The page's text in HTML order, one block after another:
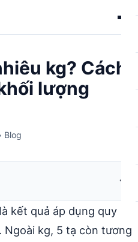
kg? Cách
lượng
Blog
kết quả áp dụng quy
Ngoài kg, 5 tạ còn tương